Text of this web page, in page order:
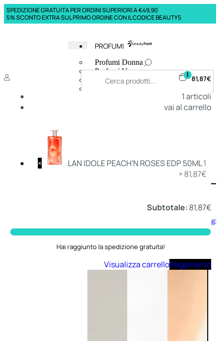
SPEDIZIONE GRATUITA PER ORDINI SUPERIORI A €49,90
5% SCONTO EXTRA SUL PRIMO ORDINE CON IL CODICE BEAUTY5
PROFUMI
Profumi Donna
Profumi Uomo
Deodoranti Donna
Aggiungi
al
1 81,87€
1articoli
vai al carrello
× LAN IDOLE PEACH'N ROSES EDP 50ML1
× 81,87€
Subtotale: 81,87€
Hai raggiunto la spedizione gratuita!
Visualizza carrelloPagamento